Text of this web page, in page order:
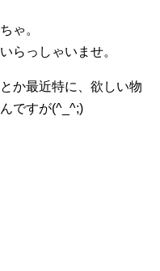
ゃ。
らっしゃいませ。
か最近特に、欲しい物
ですが(^_^;)